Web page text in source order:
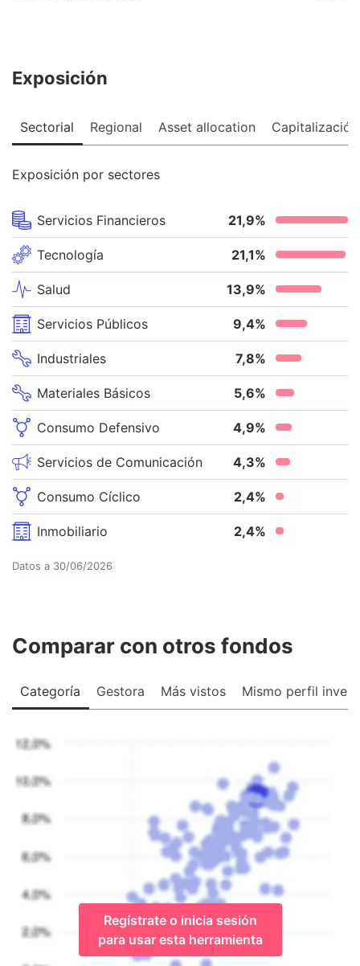
Exposición
Sectorial Regional Asset allocation Capitalización
Exposición por sectores
Servicios Financieros 21,9%
Tecnología 21,1%
Salud 13,9%
Servicios Públicos 9,4%
Industriales 7,8%
Materiales Básicos 5,6%
Consumo Defensivo 4,9%
Servicios de Comunicación 4,3%
Consumo Cíclico 2,4%
Inmobiliario 2,4%
Datos a 30/06/2026
Comparar con otros fondos
Categoría Gestora Más vistos Mismo perfil
Regístrate o inicia sesión
para usar esta herramienta